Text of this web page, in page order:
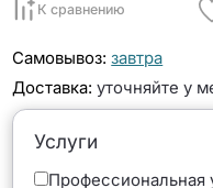
К сравнению
Самовывоз: завтра
Доставка: уточняйте у
Услуги
Профессиональная